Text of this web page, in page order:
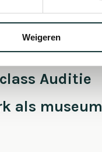
Weigeren
Auditie
als museum